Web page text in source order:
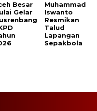
Besar
Gelar
Muhammad
Iswanto
Resmikan
Talud
Lapangan
Sepakbola